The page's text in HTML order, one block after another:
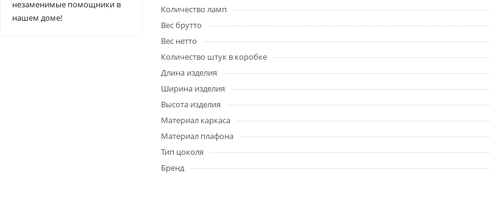
Количество ламп
Вес брутто
Вес нетто
Количество штук в коробке
Длина изделия
Ширина изделия
Высота изделия
Материал каркаса
Материал плафона
Тип цоколя
Бренд
незаменимые помощники в
нашем доме!